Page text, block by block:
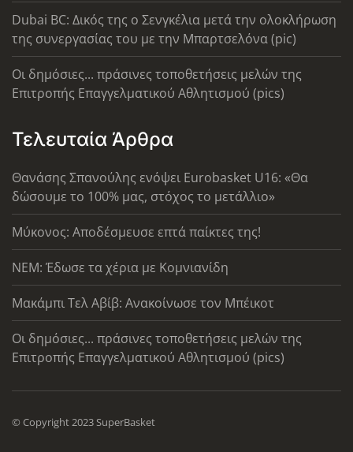
Dubai BC: Δικός της ο Σενγκέλια μετά την ολοκλήρωση
της συνεργασίας του με την Μπαρτσελόνα (pic)
Οι δημόσιες... πράσινες τοποθετήσεις μελών της
Επιτροπής Επαγγελματικού Αθλητισμού (pics)
Τελευταία Άρθρα
Θανάσης Σπανούλης ενόψει Eurobasket U16: «Θα
δώσουμε το 100% μας, στόχος το μετάλλιο»
Μύκονος: Αποδέσμευσε επτά παίκτες της!
ΝΕΜ: Έδωσε τα χέρια με Κομνιανίδη
Μακάμπι Τελ Αβίβ: Ανακοίνωσε τον Μπέικοτ
Οι δημόσιες... πράσινες τοποθετήσεις μελών της
Επιτροπής Επαγγελματικού Αθλητισμού (pics)
© Copyright 2023 SuperBasket